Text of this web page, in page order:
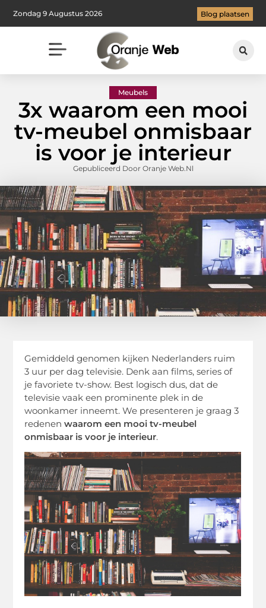
Zondag 9 Augustus 2026 Blog plaatsen
Meubels
3x waarom een mooi
tv-meubel onmisbaar
is voor je interieur
Gepubliceerd Door Oranje Web.nl
Gemiddeld genomen kijken Nederlanders ruim
3 uur per dag televisie. Denk aan films, series of
je favoriete tv-show. Best logisch dus, dat de
televisie vaak een prominente plek in de
woonkamer inneemt. We presenteren je graag 3
redenenwaarom een mooi tv-meubel
onmisbaar is voor je interieur.